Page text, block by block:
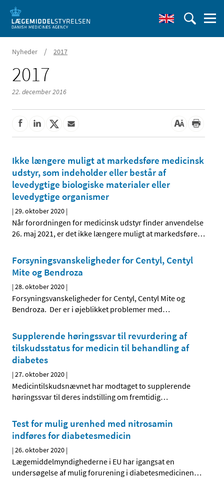
Nyheder / 2017
2017
22. december 2016
Ikke længere muligt at markedsføre medicinsk
udstyr, som indeholder eller består af
levedygtige biologiske materialer eller
levedygtige organismer
|29. oktober 2020 |
Når forordningen for medicinsk udstyr finder anvendelse
26. maj 2021, er det ikke længere muligt at markedsføre…
Forsyningsvanskeligheder for Centyl, Centyl
Mite og Bendroza
|28. oktober 2020 |
Forsyningsvanskeligheder for Centyl, Centyl Mite og
Bendroza. Der er i øjeblikket problemer med…
Supplerende høringssvar til revurdering af
tilskudsstatus for medicin til behandling af
diabetes
|27. oktober 2020 |
Medicintilskudsnævnet har modtaget to supplerende
høringssvar til deres indstilling om fremtidig…
Test for mulig urenhed med nitrosamin
indføres for diabetesmedicin
|26. oktober 2020 |
Lægemiddelmyndighederne i EU har igangsat en
undersøgelse af mulig forurening i diabetesmedicinen…